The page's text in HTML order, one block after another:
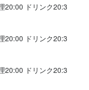
20:00 ドリンク20:3
20:00 ドリンク20:3
20:00 ドリンク20:3
い。
環境を整備し、
を大切にし、
る関係を築く。
境を整備し、
大切にし、
る関係を築く。